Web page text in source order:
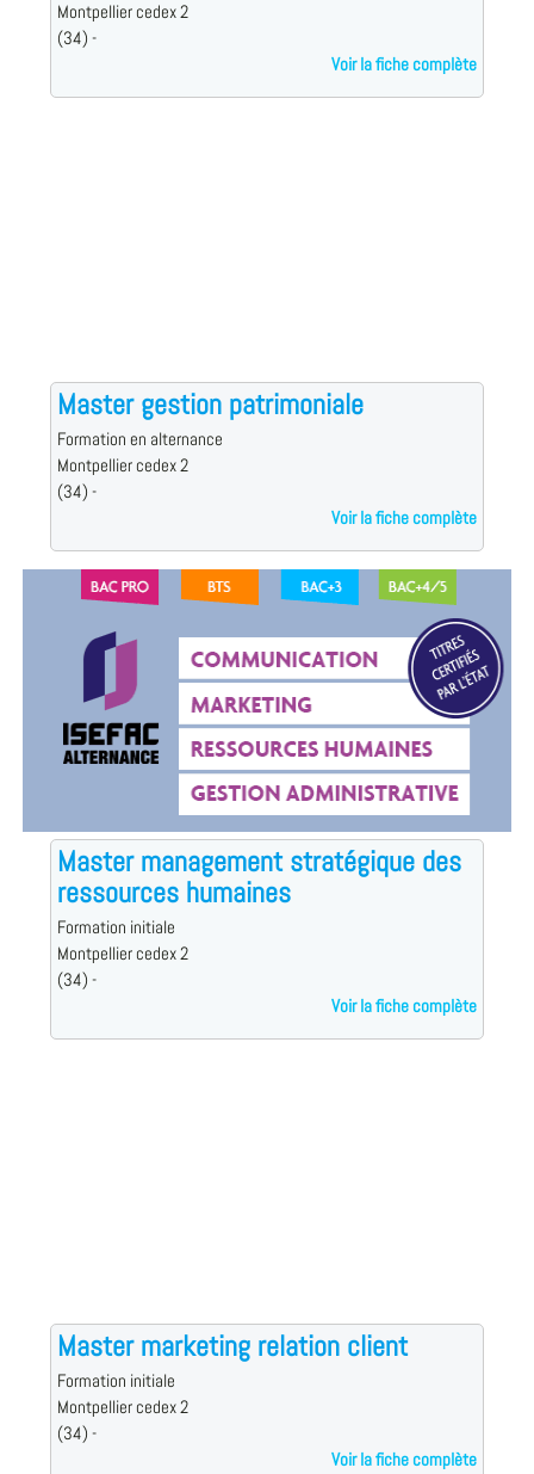
Montpellier cedex 2
(34) -
Voir la fiche complète
Master gestion patrimoniale
Formation en alternance
Montpellier cedex 2
(34) -
Voir la fiche complète
Master management stratégique des
ressources humaines
Formation initiale
Montpellier cedex 2
(34) -
Voir la fiche complète
Master marketing relation client
Formation initiale
Montpellier cedex 2
(34) -
Voir la fiche complète